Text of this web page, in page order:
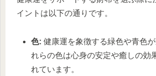
イントは以下の通りです。
色: 健康運を象徴する緑色や青色
れらの色は心身の安定や癒しの効
れています。